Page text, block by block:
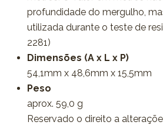
profundidade do mergulho,
utilizada durante o teste de
2281)
Dimensões (A x L x P)
54,1mm x 48,6mm x 15,5mm
Peso
aprox. 59,0 g
Reservado o direito a